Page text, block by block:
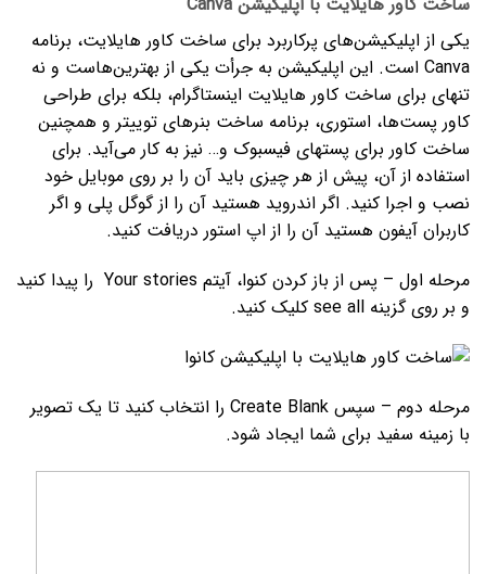
یکی از اپلیکیشن­‌های پرکاربرد برای ساخت کاور هایلایت، برنامه
Canva است. این اپلیکیشن به جرأت یکی از بهترین­‌هاست و نه
تنهای برای ساخت کاور هایلایت اینستاگرام، بلکه برای طراحی
کاور پست‌ها، استوری، برنامه ساخت بنرهای توییتر و همچنین
ساخت کاور برای پست­های فیسبوک و… نیز به کار می‌­آید. برای
استفاده از آن، پیش از هر چیزی باید آن را بر روی موبایل خود
نصب و اجرا کنید. اگر اندروید هستید آن را از گوگل پلی و اگر
کاربران آیفون هستید آن را از اپ استور دریافت کنید.
مرحله اول – پس از باز کردن کنوا، آیتم Your stories را پیدا کنید
و بر روی گزینه see all کلیک کنید.
مرحله دوم – سپس Create Blank را انتخاب کنید تا یک تصویر
با زمینه سفید برای شما ایجاد شود.